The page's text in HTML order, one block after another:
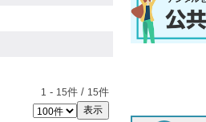
1 - 15件 / 15件